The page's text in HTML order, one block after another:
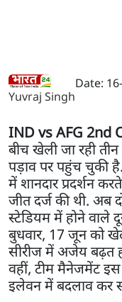
Yuvraj Singh
Date:
IND vs AFG 2nd
बीच खेली जा रही
पड़ाव पर पहुंच चुकी
में शानदार प्रदर्शन
जीत दर्ज की थी. अब
स्टेडियम में होने वाले
बुधवार, 17 जून को
सीरीज में अजेय बढ़त
वहीं, टीम मैनेजमेंट
इलेवन में बदलाव कर